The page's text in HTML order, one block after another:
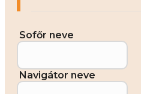
Sofőr neve
Navigátor neve